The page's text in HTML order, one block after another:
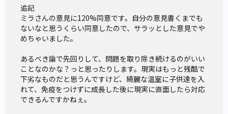
ぜひ、率直な声を聞かせてほしい。
追記
ミラさんの意見に120%同意です。自分の意見書くまでも
ないなと思うくらい同意したので、サラッとした意見でや
めちゃいました。
あるべき論で先回りして、問題を取り除き続けるのがいい
ことなのかな？っと思ったりします。現実はもっと残酷で
下劣なものだと思うんですけど、綺麗な温室に子供達を入
れて、免疫をつけずに成長した後に現実に直面したら対応
できるんですかねぇ。